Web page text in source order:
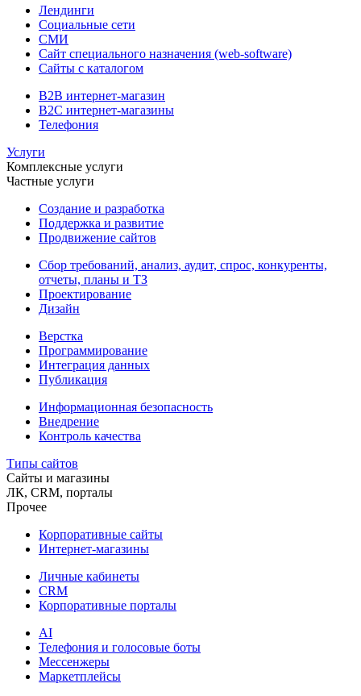
Лендинги
Социальные сети
СМИ
Сайт специального назначения (web-software)
Сайты с каталогом
B2B интернет-магазин
B2C интернет-магазины
Телефония
Услуги
Комплексные услуги
Частные услуги
Создание и разработка
Поддержка и развитие
Продвижение сайтов
Сбор требований, анализ, аудит, спрос, конкуренты,
отчеты, планы и ТЗ
Проектирование
Дизайн
Верстка
Программирование
Интеграция данных
Публикация
Информационная безопасность
Внедрение
Контроль качества
Типы сайтов
Сайты и магазины
ЛК, CRM, порталы
Прочее
Корпоративные сайты
Интернет-магазины
Личные кабинеты
CRM
Корпоративные порталы
AI
Телефония и голосовые боты
Мессенжеры
Маркетплейсы